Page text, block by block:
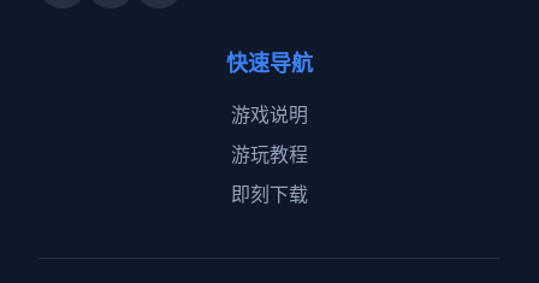
快速导航
游戏说明
游玩教程
即刻下载